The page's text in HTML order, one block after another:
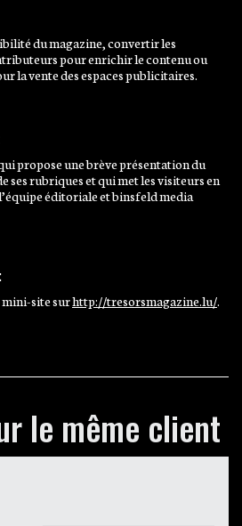
du magazine, convertir les
pour enrichir le contenu ou
la vente des espaces publicitaires.
propose une brève présentation du
ses rubriques et qui met les visiteurs en
éditoriale et binsfeld media
site surhttp://tresorsmagazine.lu/.
le même client